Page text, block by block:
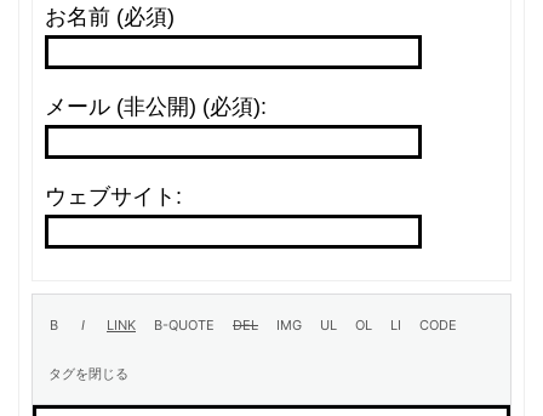
お名前 (必須)
メール (非公開) (必須):
ウェブサイト: